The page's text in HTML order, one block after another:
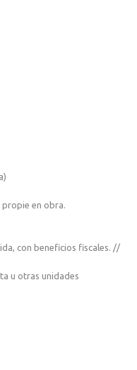
en obra.
con beneficios fiscales. //
u otras unidades